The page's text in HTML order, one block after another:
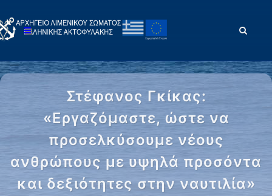
Στέφανος Γκίκας:
«Εργαζόμαστε, ώστε να
προσελκύσουμε νέους
ανθρώπους με υψηλά προσόντα
και δεξιότητες στην ναυτιλία»